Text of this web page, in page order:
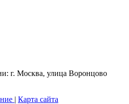
г. Москва, улица Воронцово
| Карта сайта